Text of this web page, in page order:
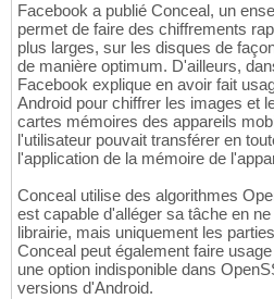
Facebook a publié Conceal, un
permet de faire des chiffrements
plus larges, sur les disques de
de manière optimum. D'ailleurs,
Facebook explique en avoir fait
Android pour chiffrer les images et
cartes mémoires des appareils
l'utilisateur pouvait transférer en
l'application de la mémoire de
Conceal utilise des algorithmes
est capable d'alléger sa tâche en
librairie, mais uniquement les
Conceal peut également faire
une option indisponible dans
versions d'Android.